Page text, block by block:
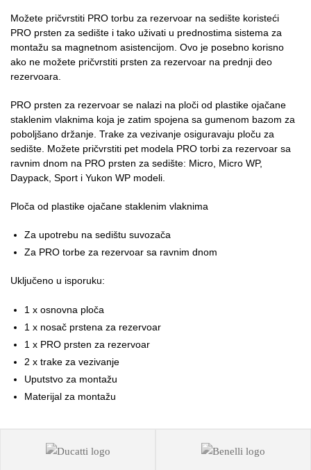
Možete pričvrstiti PRO torbu za rezervoar na sedište koristeći
PRO prsten za sedište i tako uživati u prednostima sistema za
montažu sa magnetnom asistencijom. Ovo je posebno korisno
ako ne možete pričvrstiti prsten za rezervoar na prednji deo
rezervoara.
PRO prsten za rezervoar se nalazi na ploči od plastike ojačane
staklenim vlaknima koja je zatim spojena sa gumenom bazom za
poboljšano držanje. Trake za vezivanje osiguravaju ploču za
sedište. Možete pričvrstiti pet modela PRO torbi za rezervoar sa
ravnim dnom na PRO prsten za sedište: Micro, Micro WP,
Daypack, Sport i Yukon WP modeli.
Ploča od plastike ojačane staklenim vlaknima
Za upotrebu na sedištu suvozača
Za PRO torbe za rezervoar sa ravnim dnom
Uključeno u isporuku:
1 x osnovna ploča
1 x nosač prstena za rezervoar
1 x PRO prsten za rezervoar
2 x trake za vezivanje
Uputstvo za montažu
Materijal za montažu